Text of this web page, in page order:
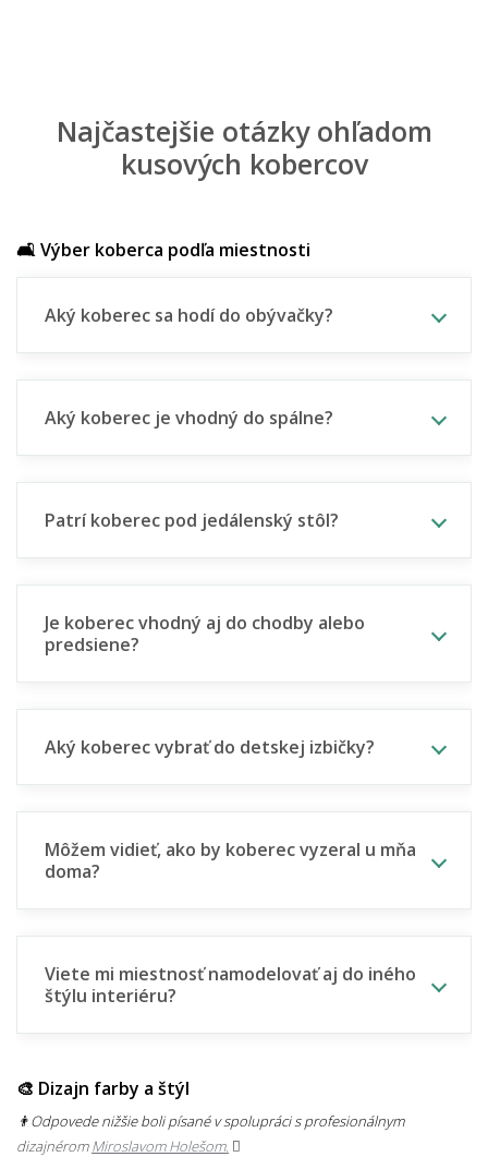
Najčastejšie otázky ohľadom
kusových kobercov
🛋️ Výber koberca podľa miestnosti
Aký koberec sa hodí do obývačky?
Aký koberec je vhodný do spálne?
Patrí koberec pod jedálenský stôl?
Je koberec vhodný aj do chodby alebo
predsiene?
Aký koberec vybrať do detskej izbičky?
Môžem vidieť, ako by koberec vyzeral u mňa
doma?
Viete mi miestnosť namodelovať aj do iného
štýlu interiéru?
🎨 Dizajn farby a štýl
👨‍Odpovede nižšie boli písané v spolupráci s profesionálnym
dizajnéromMiroslavom Holešom.